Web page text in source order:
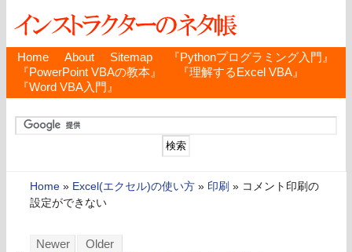
Home About Sitemap
『Pythonプログラミング入門』
『PowerPoint VBAの教本』
『理解するExcel VBA』
『Word VBA入門』
Home » Excel(エクセル)の使い方 » 印刷 » コメント印刷の
設定ができない
Newer Older